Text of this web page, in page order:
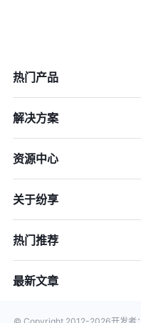
热门产品
解决方案
资源中心
关于纷享
热门推荐
最新文章